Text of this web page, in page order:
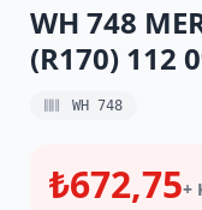
WH 748
(R170) 112
WH 748
₺672,75+